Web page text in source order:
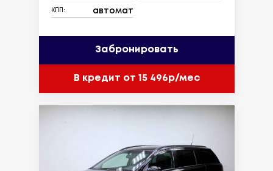
КПП: автомат
Забронировать
В кредит от 15 496р/мес